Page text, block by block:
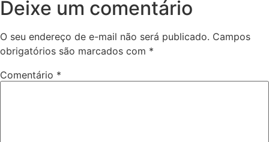
Deixe um comentário
O seu endereço de e-mail não será publicado. Campos
obrigatórios são marcados com *
Comentário *